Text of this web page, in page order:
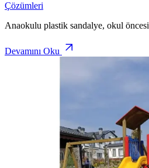
Çözümleri
Anaokulu plastik sandalye, okul öncesi
Devamını Oku